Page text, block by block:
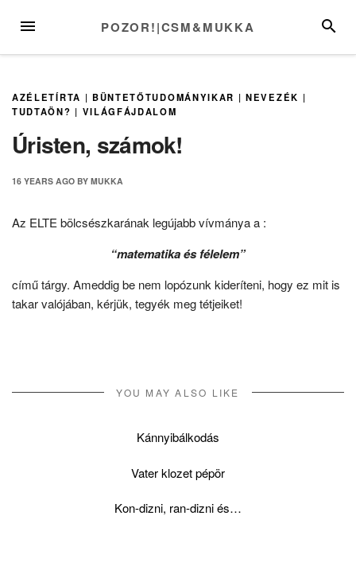
MENU POZOR!|CSM&MUKKA
AZÉLETÍRTA | BÜNTETŐTUDOMÁNYIKAR |NEVEZÉK |
TUDTAÖN? | VILÁGFÁJDALOM
Úristen, számok!
16 YEARS AGO BY MUKKA
Az ELTE bölcsészkarának legújabb vívmánya a :
“matematika és félelem”
című tárgy. Ameddig be nem lopózunk kideríteni, hogy ez mit is
takar valójában, kérjük, tegyék meg tétjeiket!
YOU MAY ALSO LIKE
Kánnyibálkodás
Vater klozet pépör
Kon-dizni, ran-dizni és…